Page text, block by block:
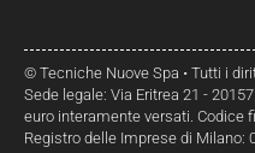
© Tecniche Nuove Spa • Tutti i
Sede legale: Via Eritrea 21 -
euro interamente versati. Codice
Registro delle Imprese di Milano: